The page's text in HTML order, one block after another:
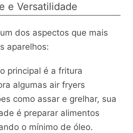
e Versatilidade
dos aspectos que mais
aparelhos:
principal é a fritura
algumas air fryers
como assar e grelhar, sua
é preparar alimentos
o mínimo de óleo.